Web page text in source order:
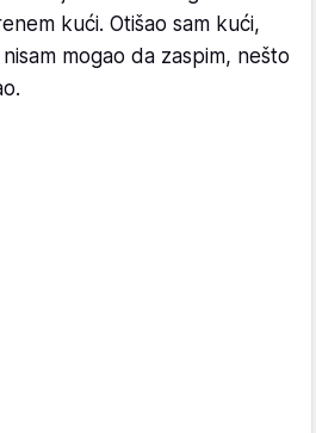
kući. Otišao sam kući,
mogao da zaspim, nešto